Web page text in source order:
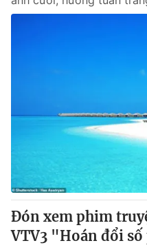
Đón xem phim
VTV3 "Hoán đổi